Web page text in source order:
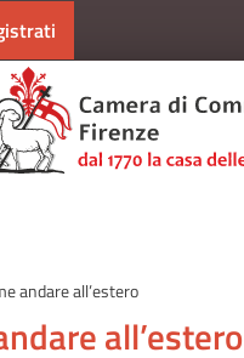
utente
andare all’estero
all’estero